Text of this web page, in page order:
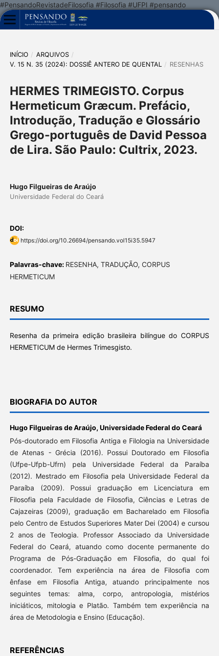
#PensandoRevistadeFilosofia #Filosofia #UFPI #pensando
INÍCIO / ARQUIVOS /
V. 15 N. 35 (2024): DOSSIÊ ANTERO DE QUENTAL
/ RESENHAS
HERMES TRIMEGISTO. Corpus
Hermeticum Græcum. Prefácio,
Introdução, Tradução e Glossário
Grego-português de David Pessoa
de Lira. São Paulo: Cultrix, 2023.
Hugo Filgueiras de Araújo
Universidade Federal do Ceará
DOI:
https://doi.org/10.26694/pensando.vol15i35.5947
Palavras-chave: RESENHA, TRADUÇÃO, CORPUS
HERMETICUM
RESUMO
Resenha da primeira edição brasileira bilíngue do CORPUS
HERMETICUM de Hermes Trimesgisto.
BIOGRAFIA DO AUTOR
Hugo Filgueiras de Araújo, Universidade Federal do Ceará
Pós-doutorado em Filosofia Antiga e Filologia na Universidade
de Atenas - Grécia (2016). Possui Doutorado em Filosofia
(Ufpe-Ufpb-Ufrn) pela Universidade Federal da Paraíba
(2012). Mestrado em Filosofia pela Universidade Federal da
Paraíba (2009). Possui graduação em Licenciatura em
Filosofia pela Faculdade de Filosofia, Ciências e Letras de
Cajazeiras (2009), graduação em Bacharelado em Filosofia
pelo Centro de Estudos Superiores Mater Dei (2004) e cursou
2 anos de Teologia. Professor Associado da Universidade
Federal do Ceará, atuando como docente permanente do
Programa de Pós-Graduação em Filosofia, do qual foi
coordenador. Tem experiência na área de Filosofia com
ênfase em Filosofia Antiga, atuando principalmente nos
seguintes temas: alma, corpo, antropologia, mistérios
iniciáticos, mitologia e Platão. Também tem experiência na
área de Metodologia e Ensino (Educação).
REFERÊNCIAS